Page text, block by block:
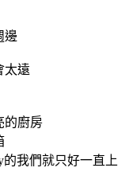
邊
太遠
的廚房
我們就只好一直上